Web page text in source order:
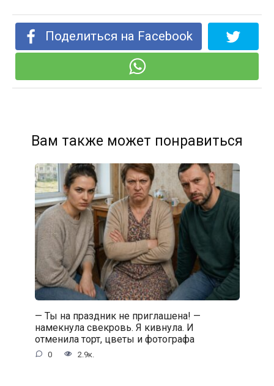
Поделиться на Facebook
Вам также может понравиться
— Ты на праздник не приглашена! —
намекнула свекровь. Я кивнула. И
отменила торт, цветы и фотографа
0 2.9к.